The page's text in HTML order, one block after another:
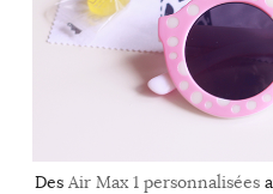
Des Air Max 1 personnalisées